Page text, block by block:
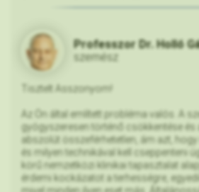
Professzor Dr. Holló
szemész
Tisztelt Asszonyom!
Az Ön által említett probléma valós. A
gyógyszeresen történő csökkentése és
abszolút összeférhetetlen, ám azt,
és milyen technikával kell cseppenteni
körű nemzetközi klinikai tapasztalat
érdemi kockázatot a terhességre,